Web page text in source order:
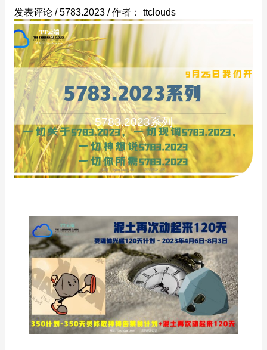
发表评论 /5783.2023/ 作者： ttclouds
5783.2023系列